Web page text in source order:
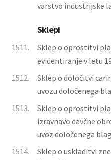
varstvo industrijske
Sklepi
1511.
Sklep o oprostitvi
evidentiranje v letu
1512.
Sklep o določitvi
uvozu določenega
1513.
Sklep o oprostitvi
izravnavo davčne
uvoz določenega
1514.
Sklep o uskladitvi